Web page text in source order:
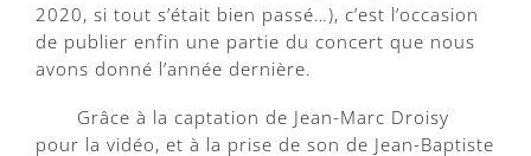
2020, si tout s’était bien passé…), c’est l’occasion
de publier enfin une partie du concert que nous
avons donné l’année dernière.
Grâce à la captation de Jean-Marc Droisy
pour la vidéo, et à la prise de son de Jean-Baptiste